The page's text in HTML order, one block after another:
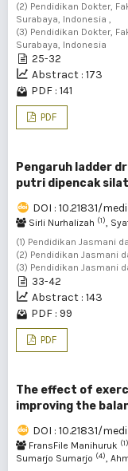
(2) Pendidikan Dokter,
Surabaya, Indonesia ,
(3) Pendidikan Dokter,
Surabaya, Indonesia
25-32
Abstract : 173
PDF : 141
PDF
Pengaruh ladder
putri dipencak silat
DOI : 10.21831/
Sirli Nurhalizah (1),
(1) Pendidikan Jasmani
(2) Pendidikan Jasmani
(3) Pendidikan Jasmani
33-42
Abstract : 143
PDF : 99
PDF
The effect of
improving the
DOI : 10.21831/
FransFile Manihuruk (1)
Sumarjo Sumarjo (4),